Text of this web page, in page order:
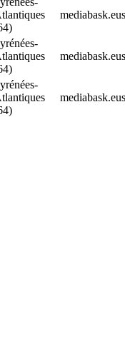
mediabask.eus
mediabask.eus
mediabask.eus